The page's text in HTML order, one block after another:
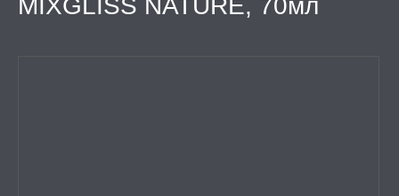
MIXGLISS NATURE, 70мл